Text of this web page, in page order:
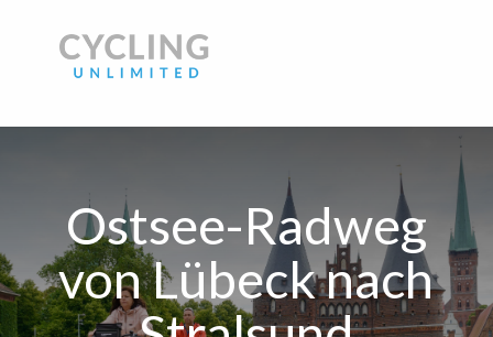
Ostsee-Radweg
von Lübeck nach